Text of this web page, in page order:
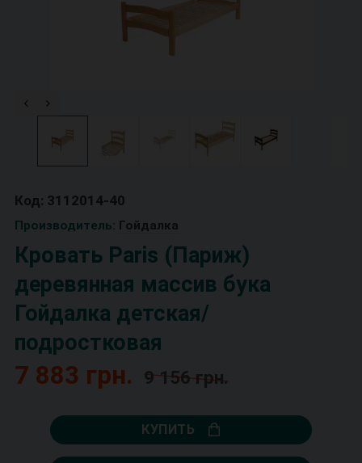
Код: 3112014-40
Производитель: Гойдалка
Кровать Paris (Париж)
деревянная массив бука
Гойдалка детская/
подростковая
7 883 грн. 9 156 грн.
КУПИТЬ